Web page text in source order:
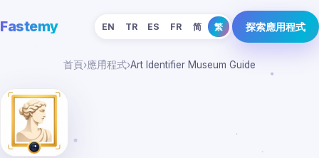
Fastemy EN TR ES FR 简 繁 探索應用程式
首頁›應用程式›Art Identifier Museum Guide